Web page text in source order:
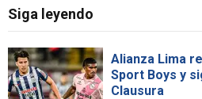
Siga leyendo
Alianza Lima
Sport Boys y
Clausura